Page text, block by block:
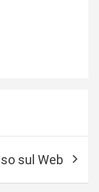
sul Web